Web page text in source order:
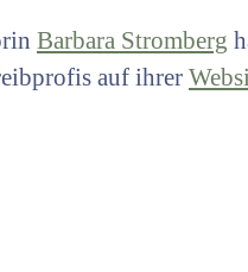
Barbara Stromberg
auf ihrer